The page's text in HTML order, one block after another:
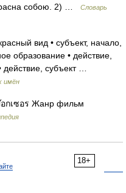
собою. 2) …
Словарь
вид • субъект, начало,
образование • действие,
действие, субъект …
имён
กเซอร Жанр фильм
18+